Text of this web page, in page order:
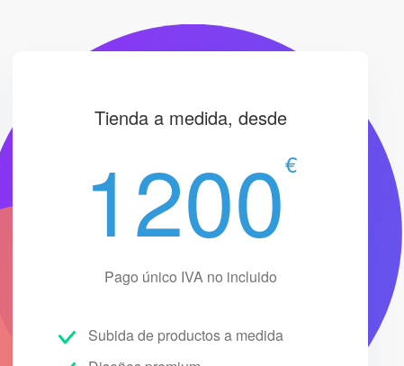
Tienda a medida, desde
1200€
Pago único IVA no incluido
Subida de productos a medida